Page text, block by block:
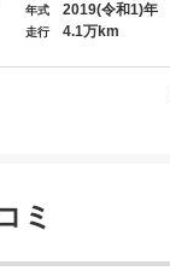
ルーミー Ｘ
年式 2019(令和1)年
走行 4.1万km
ミ